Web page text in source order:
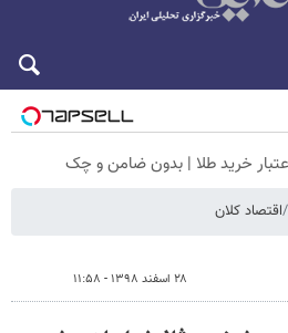
اقتصاد کلان
۲۸ اسفند ۱۳۹۸ - ۱۱:۵۸